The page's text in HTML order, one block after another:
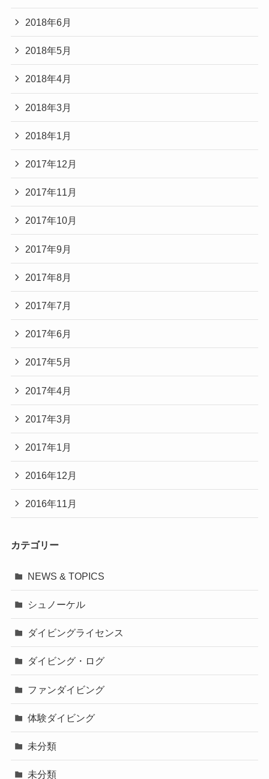
2018年6月
2018年5月
2018年4月
2018年3月
2018年1月
2017年12月
2017年11月
2017年10月
2017年9月
2017年8月
2017年7月
2017年6月
2017年5月
2017年4月
2017年3月
2017年1月
2016年12月
2016年11月
カテゴリー
NEWS & TOPICS
シュノーケル
ダイビングライセンス
ダイビング・ログ
ファンダイビング
体験ダイビング
未分類
未分類